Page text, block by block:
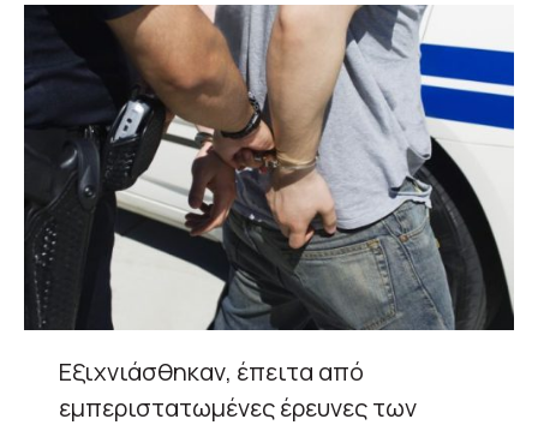
Εξιχνιάσθηκαν, έπειτα από
εμπεριστατωμένες έρευνες των